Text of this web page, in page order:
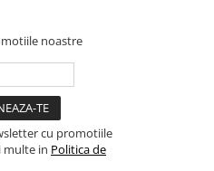
noastre
cu promotiile
multe in Politica de